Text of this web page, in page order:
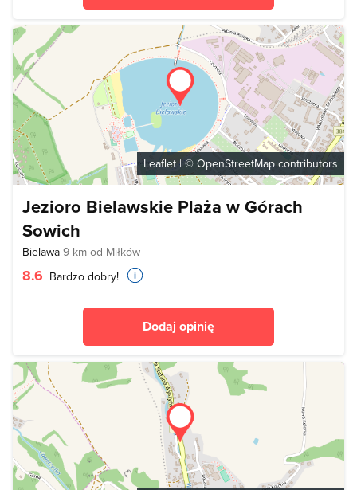
Leaflet | © OpenStreetMap contributors
Jezioro Bielawskie Plaża w Górach
Sowich
Bielawa 9 km od Miłków
8.6 Bardzo dobry!
Dodaj opinię